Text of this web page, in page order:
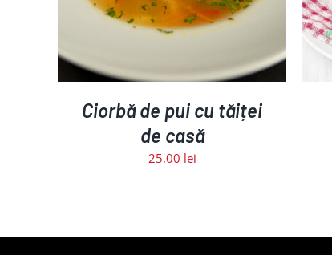
Ciorbă de pui cu tăiței
de casă
25,00 lei